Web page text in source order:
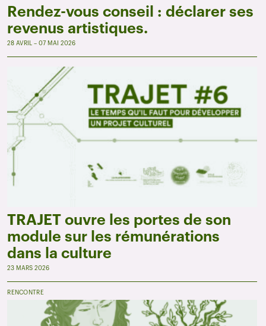
Rendez-vous conseil : déclarer ses
revenus artistiques.
28 AVRIL – 07 MAI 2026
TRAJET ouvre les portes de son
module sur les rémunérations
dans la culture
23 MARS 2026
RENCONTRE